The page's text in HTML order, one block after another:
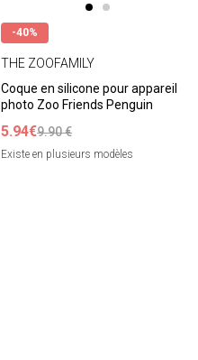
-40%
THE ZOOFAMILY
Coque en silicone pour appareil
photo Zoo Friends Penguin
5.94€9.90 €
Existe en plusieurs modèles